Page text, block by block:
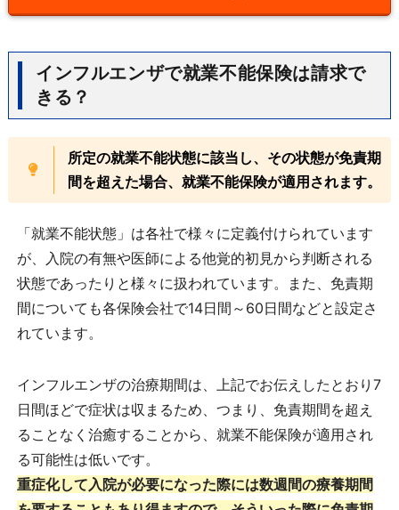
インフルエンザで就業不能保険は請求で
きる？
所定の就業不能状態に該当し、その状態が免責期
間を超えた場合、就業不能保険が適用されます。
「就業不能状態」は各社で様々に定義付けられています
が、入院の有無や医師による他覚的初見から判断される
状態であったりと様々に扱われています。また、免責期
間についても各保険会社で14日間～60日間などと設定さ
れています。
インフルエンザの治療期間は、上記でお伝えしたとおり7
日間ほどで症状は収まるため、つまり、免責期間を超え
ることなく治癒することから、就業不能保険が適用され
る可能性は低いです。
重症化して入院が必要になった際には数週間の療養期間